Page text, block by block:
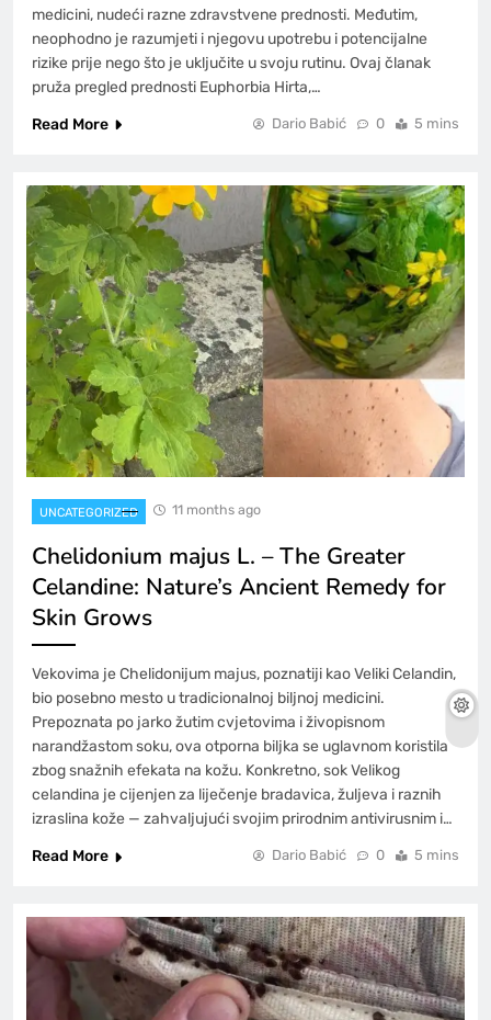
medicini, nudeći razne zdravstvene prednosti. Međutim,
neophodno je razumjeti i njegovu upotrebu i potencijalne
rizike prije nego što je uključite u svoju rutinu. Ovaj članak
pruža pregled prednosti Euphorbia Hirta,…
Read More
Dario Babić 0 5 mins
UNCATEGORIZED 11 months ago
Chelidonium majus L. – The Greater
Celandine: Nature’s Ancient Remedy for
Skin Grows
Vekovima je Chelidonijum majus, poznatiji kao Veliki Celandin,
bio posebno mesto u tradicionalnoj biljnoj medicini.
Prepoznata po jarko žutim cvjetovima i živopisnom
narandžastom soku, ova otporna biljka se uglavnom koristila
zbog snažnih efekata na kožu. Konkretno, sok Velikog
celandina je cijenjen za liječenje bradavica, žuljeva i raznih
izraslina kože — zahvaljujući svojim prirodnim antivirusnim i…
Read More
Dario Babić 0 5 mins